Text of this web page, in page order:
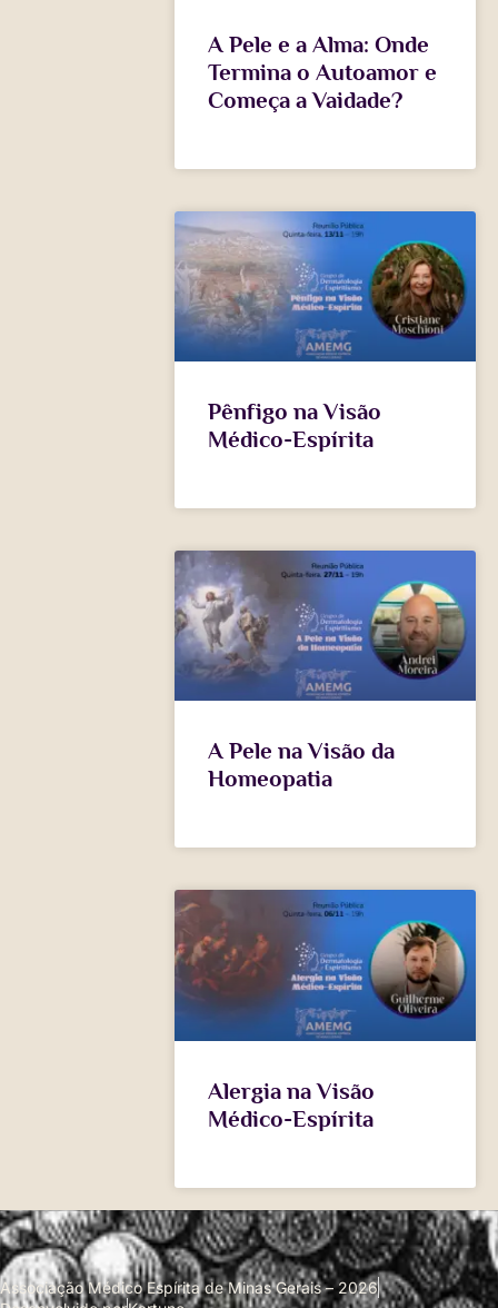
A Pele e a Alma: Onde
Termina o Autoamor e
Começa a Vaidade?
Pênfigo na Visão
Médico-Espírita
A Pele na Visão da
Homeopatia
Alergia na Visão
Médico-Espírita
Associação Médico Espírita de Minas Gerais – 2026